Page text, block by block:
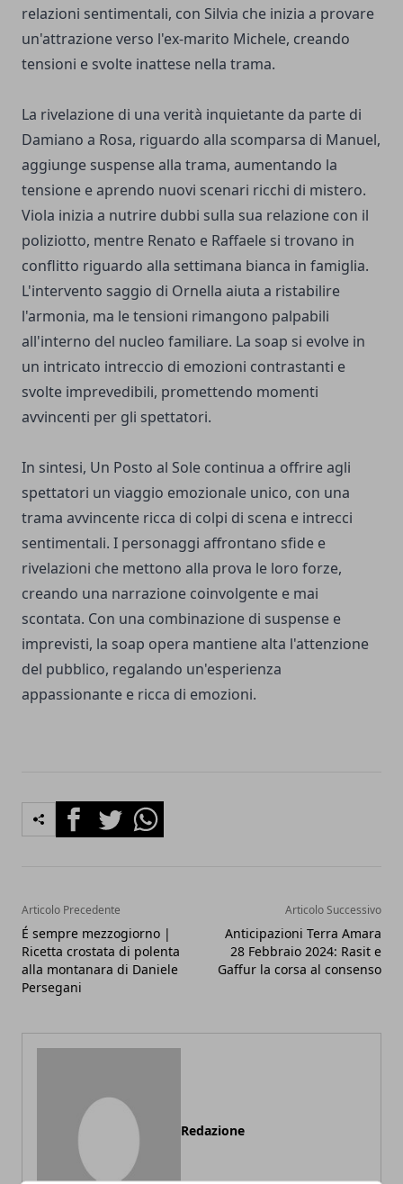
relazioni sentimentali, con Silvia che inizia a provare
un'attrazione verso l'ex-marito Michele, creando
tensioni e svolte inattese nella trama.
La rivelazione di una verità inquietante da parte di
Damiano a Rosa, riguardo alla scomparsa di Manuel,
aggiunge suspense alla trama, aumentando la
tensione e aprendo nuovi scenari ricchi di mistero.
Viola inizia a nutrire dubbi sulla sua relazione con il
poliziotto, mentre Renato e Raffaele si trovano in
conflitto riguardo alla settimana bianca in famiglia.
L'intervento saggio di Ornella aiuta a ristabilire
l'armonia, ma le tensioni rimangono palpabili
all'interno del nucleo familiare. La soap si evolve in
un intricato intreccio di emozioni contrastanti e
svolte imprevedibili, promettendo momenti
avvincenti per gli spettatori.
In sintesi, Un Posto al Sole continua a offrire agli
spettatori un viaggio emozionale unico, con una
trama avvincente ricca di colpi di scena e intrecci
sentimentali. I personaggi affrontano sfide e
rivelazioni che mettono alla prova le loro forze,
creando una narrazione coinvolgente e mai
scontata. Con una combinazione di suspense e
imprevisti, la soap opera mantiene alta l'attenzione
del pubblico, regalando un'esperienza
appassionante e ricca di emozioni.
FacebookTwitterWhatsapp
Articolo Precedente
É sempre mezzogiorno |
Ricetta crostata di polenta
alla montanara di Daniele
Persegani
Articolo Successivo
Anticipazioni Terra Amara
28 Febbraio 2024: Rasit e
Gaffur la corsa al consenso
Redazione